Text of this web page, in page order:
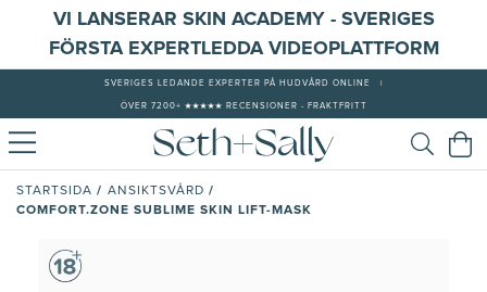
VI LANSERAR SKIN ACADEMY - SVERIGES
FÖRSTA EXPERTLEDDA VIDEOPLATTFORM
SVERIGES LEDANDE EXPERTER PÅ HUDVÅRD ONLINE
ÖVER 7200+ ★★★★★ RECENSIONER - FRAKTFRITT
STARTSIDA / ANSIKTSVÅRD /
COMFORT.ZONE SUBLIME SKIN LIFT-MASK